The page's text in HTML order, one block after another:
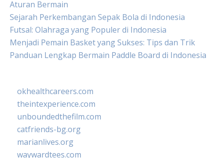
Aturan Bermain
Sejarah Perkembangan Sepak Bola di Indonesia
Futsal: Olahraga yang Populer di Indonesia
Menjadi Pemain Basket yang Sukses: Tips dan Trik
Panduan Lengkap Bermain Paddle Board di Indonesia
okhealthcareers.com
theintexperience.com
unboundedthefilm.com
catfriends-bg.org
marianlives.org
waywardtees.com